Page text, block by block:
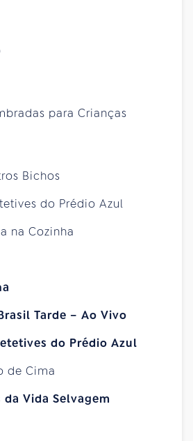
para Crianças
Bichos
do Prédio Azul
na Cozinha
Tarde – Ao Vivo
do Prédio Azul
de Cima
da Vida Selvagem